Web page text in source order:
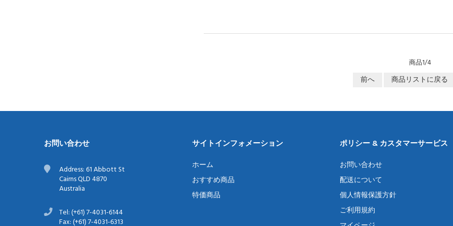
商品1/4
前へ 商品リストに戻る
お問い合わせ
Address: 61 Abbott St
Cairns QLD 4870
Australia
Tel: (+61) 7-4031-6144
Fax: (+61) 7-4031-6313
サイトインフォメーション
ホーム
おすすめ商品
特価商品
ポリシー & カスタマーサービス
お問い合わせ
配送について
個人情報保護方針
ご利用規約